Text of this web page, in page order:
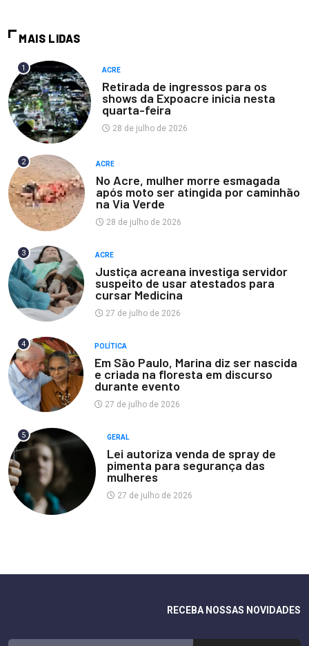
MAIS LIDAS
1 ACRE
Retirada de ingressos para os
shows da Expoacre inicia nesta
quarta-feira
28 de julho de 2026
2 ACRE
No Acre, mulher morre esmagada
após moto ser atingida por caminhão
na Via Verde
28 de julho de 2026
3 ACRE
Justiça acreana investiga servidor
suspeito de usar atestados para
cursar Medicina
27 de julho de 2026
4 POLÍTICA
Em São Paulo, Marina diz ser nascida
e criada na floresta em discurso
durante evento
27 de julho de 2026
5 GERAL
Lei autoriza venda de spray de
pimenta para segurança das
mulheres
27 de julho de 2026
RECEBA NOSSAS NOVIDADES